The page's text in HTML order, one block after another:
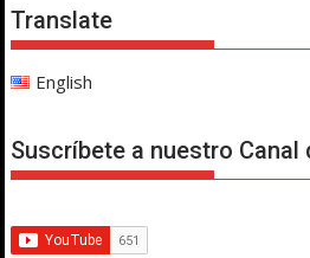
Translate
English
Suscríbete a nuestro Canal